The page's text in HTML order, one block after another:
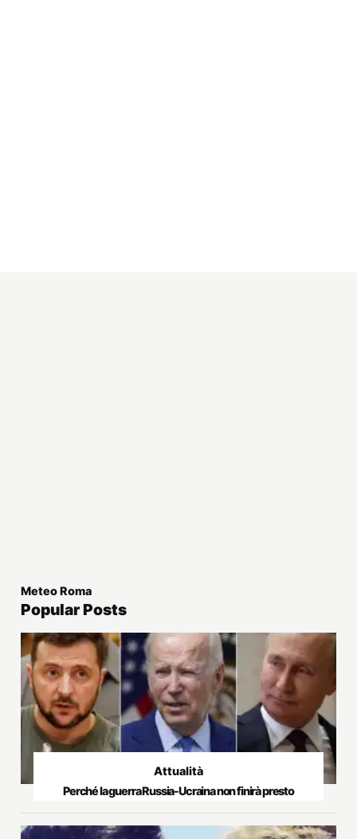
Meteo Roma
Popular Posts
Attualità
Perché la guerra Russia-Ucraina non finirà presto